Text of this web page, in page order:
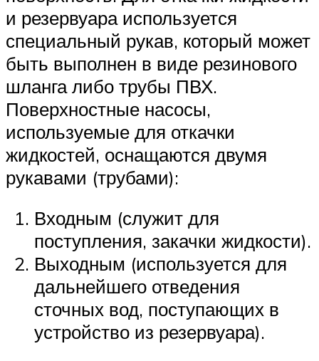
и резервуара используется
специальный рукав, который может
быть выполнен в виде резинового
шланга либо трубы ПВХ.
Поверхностные насосы,
используемые для откачки
жидкостей, оснащаются двумя
рукавами (трубами):
Входным (служит для
поступления, закачки жидкости).
Выходным (используется для
дальнейшего отведения
сточных вод, поступающих в
устройство из резервуара).